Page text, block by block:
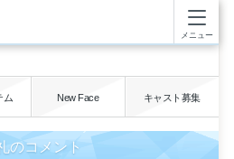
メニュー
ム New Face キャスト募集
のコメント